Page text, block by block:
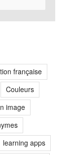
française
Couleurs
image
learning apps